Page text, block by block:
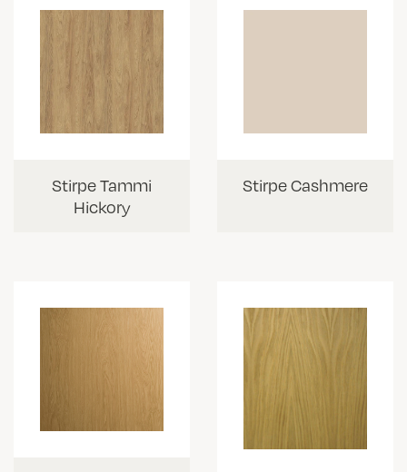
Stirpe Tammi
Hickory
Stirpe Cashmere